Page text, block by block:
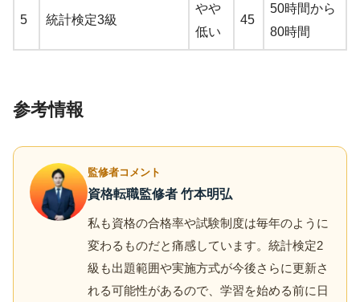
5 統計検定3級
やや
低い
45
50時間から
80時間
参考情報
監修者コメント
資格転職監修者 竹本明弘
私も資格の合格率や試験制度は毎年のように
変わるものだと痛感しています。統計検定2
級も出題範囲や実施方式が今後さらに更新さ
れる可能性があるので、学習を始める前に日